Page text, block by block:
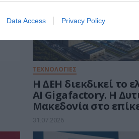
Data Access Privacy Policy
ΤΕΧΝΟΛΟΓΙΕΣ
Η ΔΕΗ διεκδικεί το
AI Gigafactory. Η
Μακεδονία στο
ευρωπαϊκής μάχης
ευρώ για την Τεχνητή
31.07.2026